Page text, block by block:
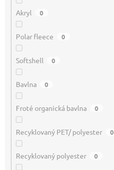
Akryl 0
Polar fleece 0
Softshell 0
Bavlna 0
Froté organická bavlna 0
Recyklovaný PET/ polyester 0
Recyklovaný polyester 0